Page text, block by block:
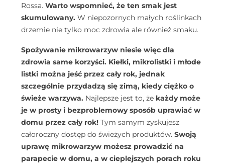
Rossa. Warto wspomnieć, że ten smak jest
skumulowany. W niepozornych małych roślinkach
drzemie nie tylko moc zdrowia ale również smaku.
Spożywanie mikrowarzyw niesie więc dla
zdrowia same korzyści. Kiełki, mikrolistki i młode
listki można jeść przez cały rok, jednak
szczególnie przydadzą się zimą, kiedy ciężko o
świeże warzywa. Najlepsze jest to, że każdy może
je w prosty i bezproblemowy sposób uprawiać w
domu przez cały rok! Tym samym zyskujesz
całoroczny dostęp do świeżych produktów. Swoją
uprawę mikrowarzyw możesz prowadzić na
parapecie w domu, a w cieplejszych porach roku